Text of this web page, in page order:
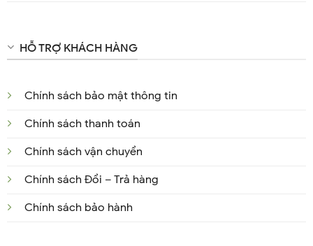
HỖ TRỢ KHÁCH HÀNG
Chính sách bảo mật thông tin
Chính sách thanh toán
Chính sách vận chuyển
Chính sách Đổi – Trả hàng
Chính sách bảo hành